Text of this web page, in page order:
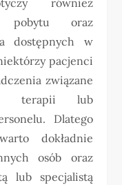
również
pobytu oraz
dostępnych w
pacjenci
związane
terapii lub
Dlatego
dokładnie
osób oraz
lub specjalistą